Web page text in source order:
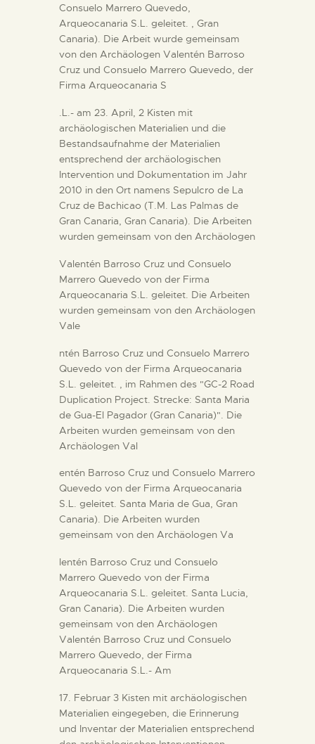
Consuelo Marrero Quevedo,
Arqueocanaria S.L. geleitet. , Gran
Canaria). Die Arbeit wurde gemeinsam
von den Archäologen Valentén Barroso
Cruz und Consuelo Marrero Quevedo, der
Firma Arqueocanaria S
.L.- am 23. April, 2 Kisten mit
archäologischen Materialien und die
Bestandsaufnahme der Materialien
entsprechend der archäologischen
Intervention und Dokumentation im Jahr
2010 in den Ort namens Sepulcro de La
Cruz de Bachicao (T.M. Las Palmas de
Gran Canaria, Gran Canaria). Die Arbeiten
wurden gemeinsam von den Archäologen
Valentén Barroso Cruz und Consuelo
Marrero Quevedo von der Firma
Arqueocanaria S.L. geleitet. Die Arbeiten
wurden gemeinsam von den Archäologen
Vale
ntén Barroso Cruz und Consuelo Marrero
Quevedo von der Firma Arqueocanaria
S.L. geleitet. , im Rahmen des "GC-2 Road
Duplication Project. Strecke: Santa Maria
de Gua-El Pagador (Gran Canaria)". Die
Arbeiten wurden gemeinsam von den
Archäologen Val
entén Barroso Cruz und Consuelo Marrero
Quevedo von der Firma Arqueocanaria
S.L. geleitet. Santa Maria de Gua, Gran
Canaria). Die Arbeiten wurden
gemeinsam von den Archäologen Va
lentén Barroso Cruz und Consuelo
Marrero Quevedo von der Firma
Arqueocanaria S.L. geleitet. Santa Lucia,
Gran Canaria). Die Arbeiten wurden
gemeinsam von den Archäologen
Valentén Barroso Cruz und Consuelo
Marrero Quevedo, der Firma
Arqueocanaria S.L.- Am
17. Februar 3 Kisten mit archäologischen
Materialien eingegeben, die Erinnerung
und Inventar der Materialien entsprechend